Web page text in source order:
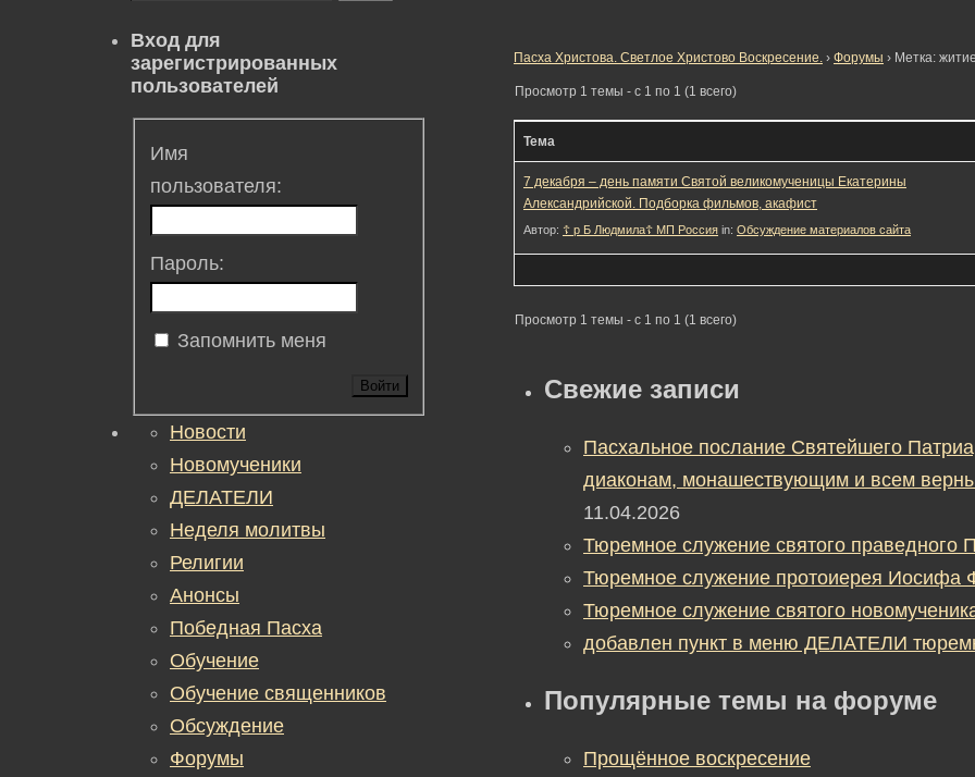
Пасха Христова. Светлое Христово Воскресение. › Форумы › Метка:
Просмотр 1 темы - с 1 по 1 (1 всего)
Тема
7 декабря – день памяти Святой великомученицы Екатерины
Александрийской. Подборка фильмов, акафист
Автор: ☦ р Б Людмила☦ МП Россия in: Обсуждение материалов сайта
Просмотр 1 темы - с 1 по 1 (1 всего)
Свежие записи
Пасхальное послание Святейшего
диаконам, монашествующим и всем
11.04.2026
Тюремное служение святого праведного
Тюремное служение протоиерея Иосифа
Тюремное служение святого
добавлен пункт в меню ДЕЛАТЕЛИ
Популярные темы на форуме
Прощённое воскресение
Вход для
зарегистрированных
пользователей
Имя
пользователя:
Пароль:
Запомнить меня
Войти
Новости
Новомученики
ДЕЛАТЕЛИ
Неделя молитвы
Религии
Анонсы
Победная Пасха
Обучение
Обучение священников
Обсуждение
Форумы